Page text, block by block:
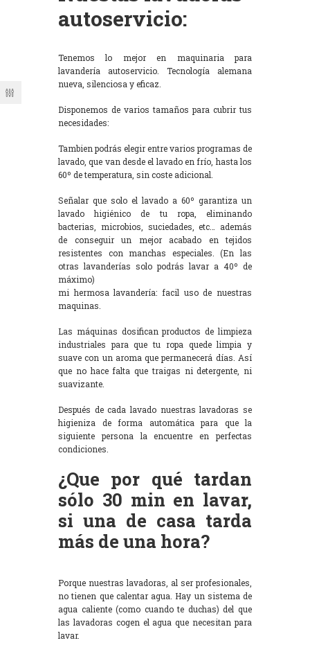
autoservicio:
Tenemos lo mejor en maquinaria para
lavandería autoservicio. Tecnología alemana
nueva, silenciosa y eficaz.
Disponemos de varios tamaños para cubrir tus
necesidades:
Tambien podrás elegir entre varios programas de
lavado, que van desde el lavado en frío, hasta los
60º de temperatura, sin coste adicional.
Señalar que solo el lavado a 60º garantiza un
lavado higiénico de tu ropa, eliminando
bacterias, microbios, suciedades, etc… además
de conseguir un mejor acabado en tejidos
resistentes con manchas especiales. (En las
otras lavanderías solo podrás lavar a 40º de
máximo)
mi hermosa lavandería: facil uso de nuestras
maquinas.
Las máquinas dosifican productos de limpieza
industriales para que tu ropa quede limpia y
suave con un aroma que permanecerá días. Así
que no hace falta que traigas ni detergente, ni
suavizante.
Después de cada lavado nuestras lavadoras se
higieniza de forma automática para que la
siguiente persona la encuentre en perfectas
condiciones.
¿Que por qué tardan
sólo 30 min en lavar,
si una de casa tarda
más de una hora?
Porque nuestras lavadoras, al ser profesionales,
no tienen que calentar agua. Hay un sistema de
agua caliente (como cuando te duchas) del que
las lavadoras cogen el agua que necesitan para
lavar.